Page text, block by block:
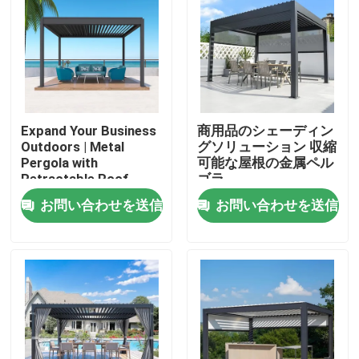
プロダクト
私達について
Expand Your Business
Outdoors | Metal
Pergola with
Retractable Roof
お問い合わせを送信
商用品のシェーディン
グソリューション 収縮
可能な屋根の金属ペル
ゴラ
お問い合わせを送信